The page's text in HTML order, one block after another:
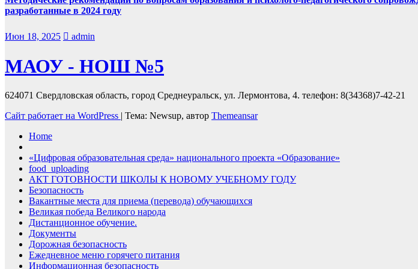
разработанные в 2024 году
Июн 18, 2025 admin
МАОУ - НОШ №5
624071 Свердловская область, город Среднеуральск, ул. Лермонтова, 4. телефон: 8(34368)7-42-21
Сайт работает на WordPress
Тема: Newsup, автор Themeansar
Home
«Цифровая образовательная среда» национального проекта «Образование»
food_uploading
АКТ ГОТОВНОСТИ ШКОЛЫ К НОВОМУ УЧЕБНОМУ ГОДУ
Безопасность
Вакантные места для приема (перевода) обучающихся
Великая победа Великого народа
Дистанционное обучение.
Документы
Дорожная безопасность
Ежедневное меню горячего питания
Информационная безопасность